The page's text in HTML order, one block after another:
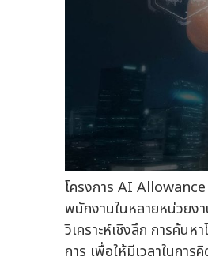
โครงการ AI Allowance
พนักงานในหลายหน่วยง
วิเคราะห์เชิงลึก การค้นห
การ เพื่อให้มีเวลาในการ